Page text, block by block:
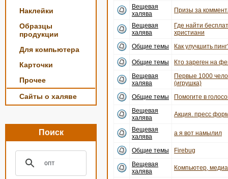
Наклейки
Образцы
продукции
Для компьютера
Карточки
Прочее
Сайты о халяве
Поиск
Вещевая
халява
Призы за
Вещевая
халява
Где найти
христиани
Общие темы
Как улучшить
Общие темы
Кто зареген на
Вещевая
халява
Первые 1000
(игрушка)
Общие темы
Помогите в
Вещевая
халява
Акция. пресс
Вещевая
халява
а я вот намылил
Общие темы
Firebug
Вещевая
халява
Компьютер,